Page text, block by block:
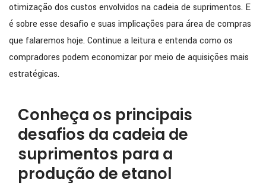
otimização dos custos envolvidos na cadeia de suprimentos. E
é sobre esse desafio e suas implicações para área de compras
que falaremos hoje. Continue a leitura e entenda como os
compradores podem economizar por meio de aquisições mais
estratégicas.
Conheça os principais
desafios da cadeia de
suprimentos para a
produção de etanol